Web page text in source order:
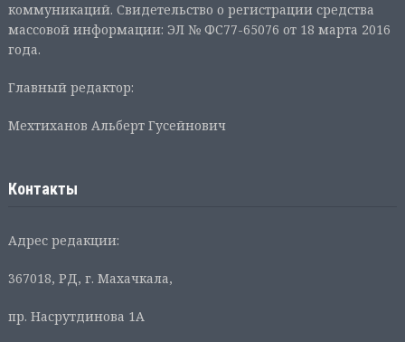
коммуникаций. Свидетельство о регистрации средства
массовой информации: ЭЛ № ФС77-65076 от 18 марта 2016
года.
Главный редактор:
Мехтиханов Альберт Гусейнович
Контакты
Адрес редакции:
367018, РД, г. Махачкала,
пр. Насрутдинова 1А